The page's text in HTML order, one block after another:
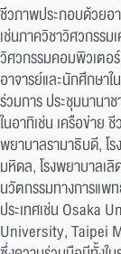
ชีวภาพประกอบด้วยอ
เช่นภาควิชาวิศวกรร
วิศวกรรมคอมพิวเตอ
อาจารย์และนักศึกษา
ร่วมการ ประชุมนาน
ในอาทิเช่น เครือข่าย
พยาบาลรามาธิบดี,
มหิดล, โรงพยาบาลเ
นวัตกรรมทางการแ
ประเทศเช่น Osaka
University, Taipei